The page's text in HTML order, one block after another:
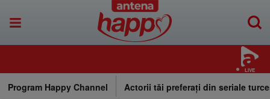
LIVE
Program Happy Channel Actorii tăi preferați din seriale